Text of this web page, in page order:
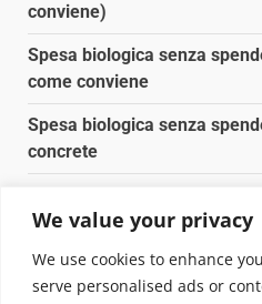
We value your privacy
We use cookies to enhance
serve personalised ads or
conviene)
Spesa biologica senza
come conviene
Spesa biologica senza
concrete
Pulizia naturale della casa: 3
sostituiscono 10 prodotti